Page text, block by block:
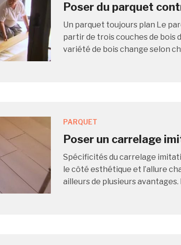
Poser du parquet
Un parquet toujours plan Le
partir de trois couches de bois
variété de bois change selon
PARQUET
Poser un carrelage
Spécificités du carrelage
le côté esthétique et l’allure
ailleurs de plusieurs avantages.